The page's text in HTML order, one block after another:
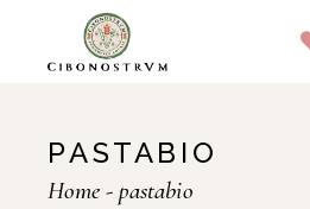
PASTABIO
Home pastabio